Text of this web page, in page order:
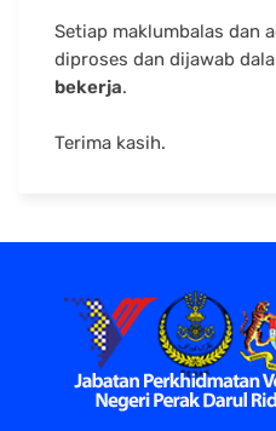
Setiap maklumbalas dan
diproses dan dijawab
bekerja.
Terima kasih.